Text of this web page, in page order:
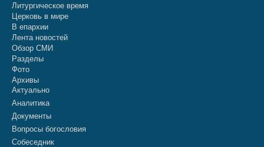
Литургическое время
Церковь в мире
В епархии
Лента новостей
Обзор СМИ
Разделы
Фото
Архивы
Актуально
Аналитика
Документы
Вопросы богословия
Собеседник